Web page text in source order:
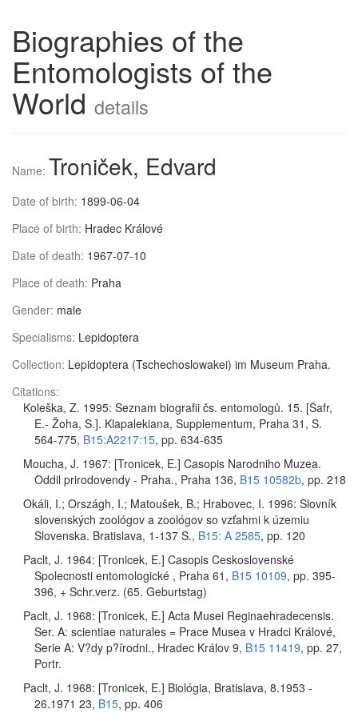
Biographies of the
Entomologists of the
World details
Name: Troniček, Edvard
Date of birth: 1899-06-04
Place of birth: Hradec Králové
Date of death: 1967-07-10
Place of death: Praha
Gender: male
Specialisms: Lepidoptera
Collection: Lepidoptera (Tschechoslowakei) im Museum Praha.
Citations:
Koleška, Z. 1995: Seznam biografii čs. entomologů. 15. [Šafr,
E.- Žoha, S.]. Klapalekiana, Supplementum, Praha 31, S.
564-775, B15:A2217:15, pp. 634-635
Moucha, J. 1967: [Tronicek, E.] Casopis Narodniho Muzea.
Oddil prirodovendy - Praha., Praha 136, B15 10582b, pp. 218
Okáli, I.; Országh, I.; Matoušek, B.; Hrabovec, I. 1996: Slovník
slovenských zoológov a zoológov so vzťahmi k územiu
Slovenska. Bratislava, 1-137 S., B15: A 2585, pp. 120
Paclt, J. 1964: [Tronicek, E.] Casopis Ceskoslovenské
Spolecnosti entomologické , Praha 61, B15 10109, pp. 395-
396, + Schr.verz. (65. Geburtstag)
Paclt, J. 1968: [Tronicek, E.] Acta Musei Reginaehradecensis.
Ser. A: scientiae naturales = Prace Musea v Hradci Králové,
Serie A: V?dy p?írodni., Hradec Králov 9, B15 11419, pp. 27,
Portr.
Paclt, J. 1968: [Tronicek, E.] Biológia, Bratislava, 8.1953 -
26.1971 23, B15, pp. 406